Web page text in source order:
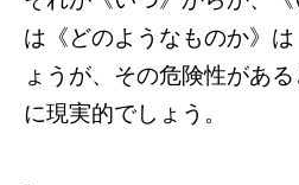
は《どのようなものか》
ょうが、その危険性があ
に現実的でしょう。